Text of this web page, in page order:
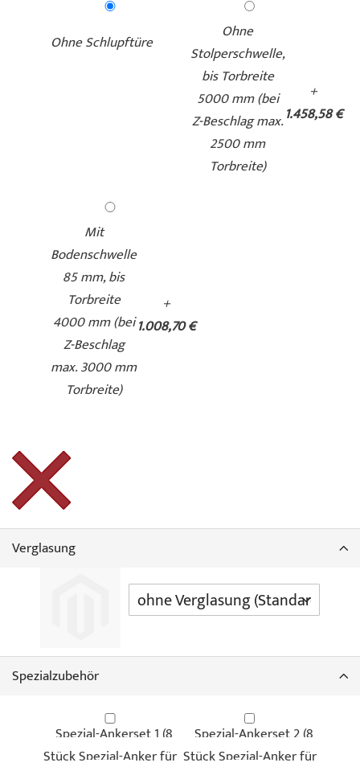
Duragrain - White
brushed
Duragrain - White Oak
Oak
Duragrain - Malt Oak
Duragrain - Stadelholz
Duragrain - Zement
Duragrain - Rusty
Patina
Ohne Schlupftüre
Ohne
Stolperschwelle,
bis Torbreite
5000 mm (bei
Z-Beschlag max.
2500 mm
Torbreite)
+
1.458,58 €
Mit
Bodenschwelle
85 mm, bis
Torbreite
4000 mm (bei
Z-Beschlag
max. 3000 mm
Torbreite)
+
1.008,70 €
Verglasung
Spezialzubehör
Spezial-Ankerset 1 (8
Stück Spezial-Anker für
Spezial-Ankerset 2 (8
Stück Spezial-Anker für